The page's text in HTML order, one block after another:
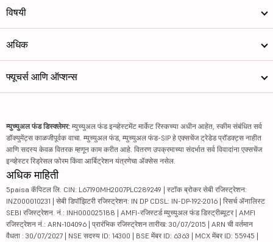
विषयी
अधिक
फ्यूचर्स आणि ऑप्शन्स
म्युच्युअल फंड डिस्क्लेमर: म्युच्युअल फंड इन्व्हेस्टमेंट मार्केट रिस्कच्या अधीन आहेत, स्कीम संबंधित सर्व
डॉक्युमेंट्स काळजीपूर्वक वाचा. म्युच्युअल फंड, म्युच्युअल फंड-SIP हे एक्सचेंज ट्रेडेड प्रॉडक्ट्स नाहीत
आणि सदस्य केवळ वितरक म्हणून काम करीत आहे. वितरण उपक्रमाच्या संदर्भात सर्व विवादांना एक्सचेंज
इन्व्हेस्टर रिड्रेसल फोरम किंवा आर्बिट्रेशन यंत्रणेचा ॲक्सेस नसेल.
अधिक माहिती
5paisa कॅपिटल लि. CIN: L67190MH2007PLC289249 | स्टॉक ब्रोकर सेबी रजिस्ट्रेशन:
INZ000010231 | सेबी डिपॉझिटरी रजिस्ट्रेशन: IN DP CDSL: IN-DP-192-2016 | रिसर्च ॲनालिस्ट
SEBI रजिस्ट्रेशन. नं.: INH000025188 | AMFI-रजिस्टर्ड म्युच्युअल फंड डिस्ट्रीब्यूटर | AMFI
रजिस्ट्रेशन नं.: ARN-104096 | प्रारंभिक रजिस्ट्रेशन तारीख: 30/07/2015 | ARN ची वर्तमान
वैधता : 30/07/2027 | NSE सदस्य ID: 14300 | BSE मेंबर ID: 6363 | MCX मेंबर ID: 55945 |